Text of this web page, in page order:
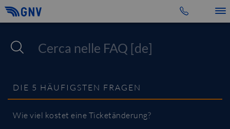
DIE 5 HÄUFIGSTEN FRAGEN
Wie viel kostet eine Ticketänderung?